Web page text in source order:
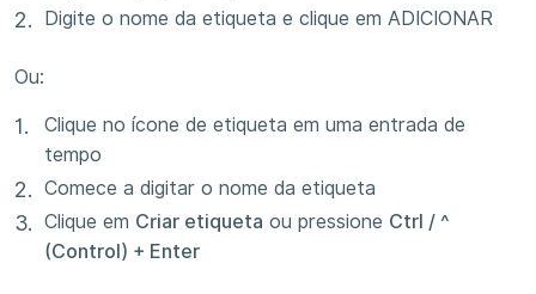
Digite o nome da etiqueta e clique em ADICIONAR
Ou:
Clique no ícone de etiqueta em uma entrada de
tempo
Comece a digitar o nome da etiqueta
Clique em Criar etiqueta ou pressione Ctrl / ^
(Control) + Enter